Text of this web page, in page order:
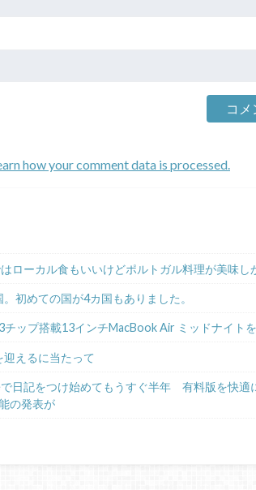
how your comment data is processed.
ローカル食もいいけどポルトガル料理が美味し
初めての国が4カ国もありました。
チップ搭載13インチMacBook Air ミッドナイト
迎えるに当たって
で日記をつけ始めてもうすぐ半年 有料版を快適
の発表が